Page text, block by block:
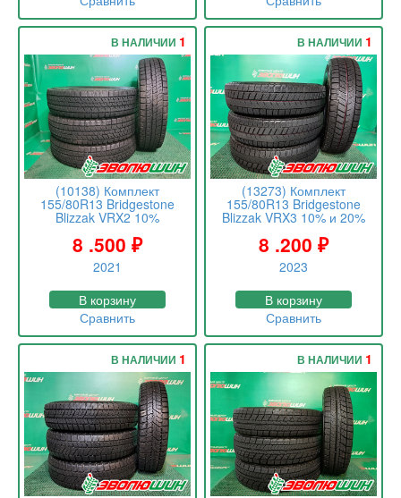
(10138) Комплект
155/80R13 Bridgestone
Blizzak VRX2 10%
8 .500 ₽
2021
В НАЛИЧИИ 1
В корзину
Сравнить
(13273) Комплект
155/80R13 Bridgestone
Blizzak VRX3 10% и 20%
8 .200₽
2023
В НАЛИЧИИ 1
В корзину
Сравнить
В НАЛИЧИИ 1 В НАЛИЧИИ 1